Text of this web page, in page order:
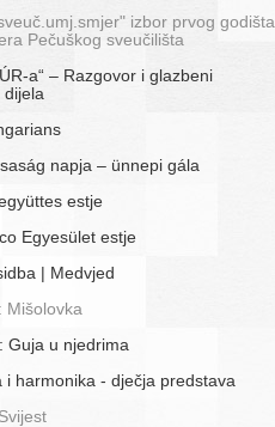
izbor prvog godišta
Pečuškog sveučilišta
a“ – Razgovor i glazbeni
napja – ünnepi gála
estje
Egyesület estje
| Medvjed
Mišolovka
Guja u njedrima
i harmonika - dječja predstava